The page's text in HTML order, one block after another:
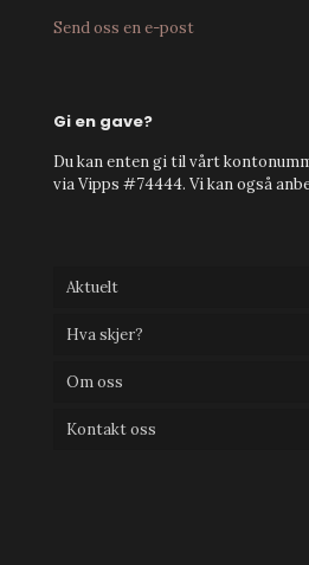
Send oss en e-post
Gi en gave?
Du kan enten gi til vårt
via Vipps #74444. Vi kan også
Aktuelt
Hva skjer?
Om oss
Kontakt oss